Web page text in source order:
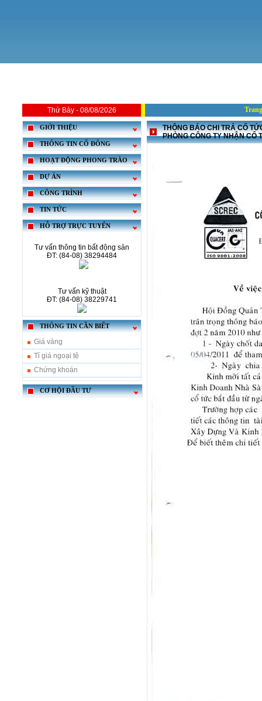
Thứ Bảy - 08/08/2026
GIỚI THIỆU
THÔNG TIN CỔ ĐÔNG
HOẠT ĐỘNG PHONG TRÀO
DỰ ÁN
CÔNG TRÌNH
TIN TỨC
HỖ TRỢ TRỰC TUYẾN
Tư vấn thông tin bất động sản
ĐT: (84-08) 38294484
Tư vấn kỹ thuật
ĐT: (84-08) 38229741
THÔNG TIN CẦN BIẾT
Giá vàng
Tỉ giá ngoại tệ
Chứng khoán
CƠ HỘI ĐẦU TƯ
THÔNG BÁO CHI TRẢ CỔ
PHÒNG CÔNG TY NHẬN CỔ